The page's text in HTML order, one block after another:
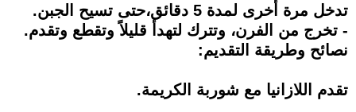
تدخل مرة أخرى لمدة 5 دقائق،حتى تسيح الجبن.
- تخرج من الفرن، وتترك لتهدأ قليلاً وتقطع وتقدم.
نصائح وطريقة التقديم:
تقدم اللازانيا مع شوربة الكريمة.